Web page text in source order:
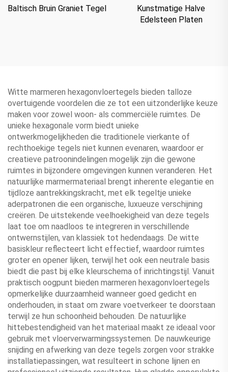
Baltisch Bruin Graniet Tegel
Kunstmatige Halve
Edelsteen Platen
Witte marmeren hexagonvloertegels bieden talloze
overtuigende voordelen die ze tot een uitzonderlijke keuze
maken voor zowel woon- als commerciële ruimtes. De
unieke hexagonale vorm biedt unieke
ontwerkmogelijkheden die traditionele vierkante of
rechthoekige tegels niet kunnen evenaren, waardoor er
creatieve patroonindelingen mogelijk zijn die gewone
ruimtes in bijzondere omgevingen kunnen veranderen. Het
natuurlijke marmermateriaal brengt inherente elegantie en
tijdloze aantrekkingskracht, met elk tegeltje unieke
aderpatronen die een organische, luxueuze verschijning
creëren. De uitstekende veelhoekigheid van deze tegels
laat toe om naadloos te integreren in verschillende
ontwernstijlen, van klassiek tot hedendaags. De witte
basiskleur reflecteert licht effectief, waardoor ruimtes
groter en opener lijken, terwijl het ook een neutrale basis
biedt die past bij elke kleurschema of inrichtingstijl. Vanuit
praktisch oogpunt bieden marmeren hexagonvloertegels
opmerkelijke duurzaamheid wanneer goed gedicht en
onderhouden, in staat om zware voetverkeer te doorstaan
terwijl ze hun schoonheid behouden. De natuurlijke
hittebestendigheid van het materiaal maakt ze ideaal voor
gebruik met vloerverwarmingssystemen. De nauwkeurige
snijding en afwerking van deze tegels zorgen voor strakke
installatiepassingen, wat resulteert in schone lijnen en